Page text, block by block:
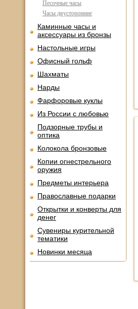
Песочные часы
Часы двусторонние
Каминные часы и
аксессуары из бронзы
Настольные игры
Офисный гольф
Шахматы
Нарды
Фарфоровые куклы
Из России с любовью
Подзорные трубы и
оптика
Колокола бронзовые
Копии огнестрельного
оружия
Предметы интерьера
Православные подарки
Открытки и конверты для
денег
Сувениры курительной
тематики
Новинки месяца